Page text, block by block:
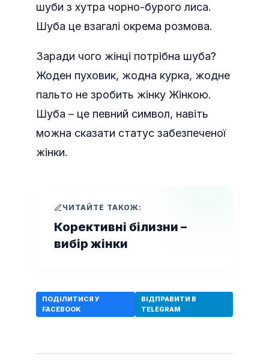
шуби з хутра чорно-бурого лиса.
Шуба це взагалі окрема розмова.
Заради чого жінці потрібна шуба?
Жоден пуховик, жодна курка, жодне
пальто не зробить жінку Жінкою.
Шуба – це певний символ, навіть
можна сказати статус забезпеченої
жінки.
ЧИТАЙТЕ ТАКОЖ:
Корективні білизни –
вибір жінки
ПОДІЛИТИСЯ У
FACEBOOK
ВІДПРАВИТИ В
TELEGRAM